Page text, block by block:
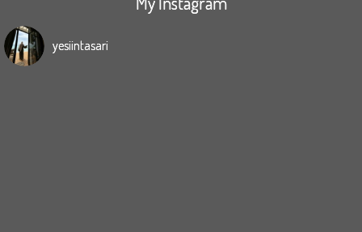
yesiintasari